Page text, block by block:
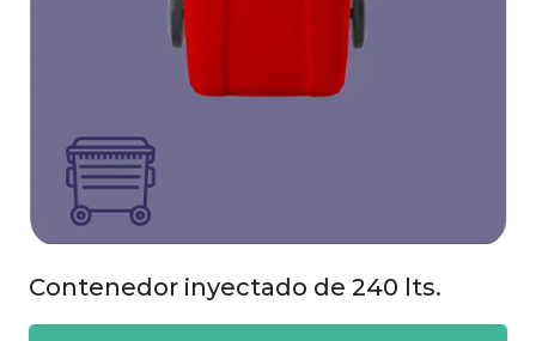
Contenedor inyectado de 240 lts.